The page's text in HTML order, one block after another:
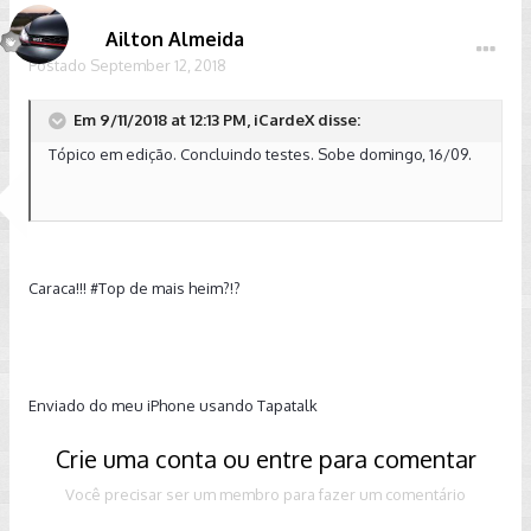
Ailton Almeida
Postado September 12, 2018
Em 9/11/2018 at 12:13 PM, iCardeX disse:
Tópico em edição. Concluindo testes. Sobe domingo, 16/09.
Caraca!!! #Top de mais heim?!?
Enviado do meu iPhone usando Tapatalk
Crie uma conta ou entre para comentar
Você precisar ser um membro para fazer um comentário